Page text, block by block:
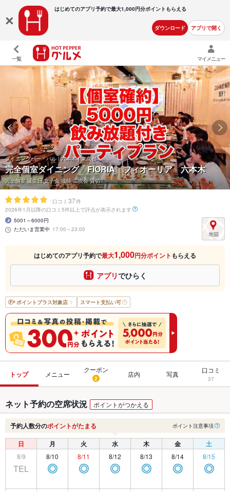
はじめてのアプリ予約で最大1,000円分ポイントもらえる
ダウンロード アプリで開く
一覧 マイメニュー
ダイニングバー・バル | 六本木 | 東京都
完全個室ダイニング FIORIA フィオーリア 六本木
完全個室 誕生日 女子会 接待 二次会 貸切
- 口コミ 37件
2026年1月以降の口コミ5件以上で評点が表示されます
5001～6000円
ただいま営業中 17:00～23:00
はじめてのアプリ予約で最大1,000円分ポイント もらえる
アプリでひらく
ポイントプラス対象店 スマート支払い可
トップ メニュー
クーポン
2 店内 写真 口コミ
37
ネット予約の空席状況 ポイントがつかえる
予約人数分のポイントがたまる ポイント注意事項
日 月 火 水 木 金 土
8/9
TEL
8/10
◎
8/11
◎
8/12
◎
8/13
◎
8/14
◎
8/15
◎